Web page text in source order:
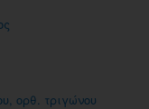
ορθ. τριγώνου